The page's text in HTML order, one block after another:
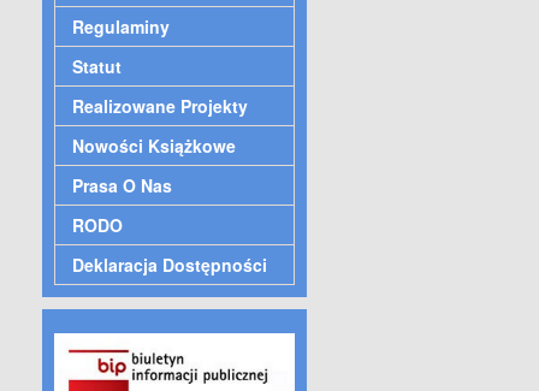
Regulaminy
Statut
Realizowane Projekty
Nowości Książkowe
Prasa O Nas
RODO
Deklaracja Dostępności